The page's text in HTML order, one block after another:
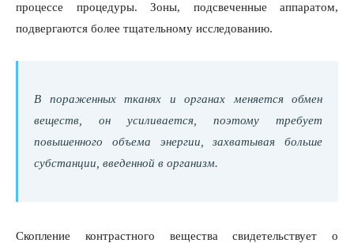
процессе процедуры. Зоны, подсвеченные аппаратом,
подвергаются более тщательному исследованию.
В пораженных тканях и органах меняется обмен
веществ, он усиливается, поэтому требует
повышенного объема энергии, захватывая больше
субстанции, введенной в организм.
Скопление контрастного вещества свидетельствует о